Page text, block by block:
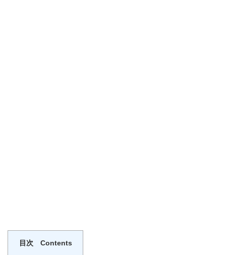
目次 Contents